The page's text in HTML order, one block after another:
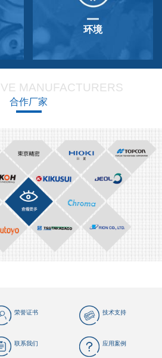
环境
MANUFACTURERS
合作厂家
荣誉证书 技术支持
联系我们 应用案例